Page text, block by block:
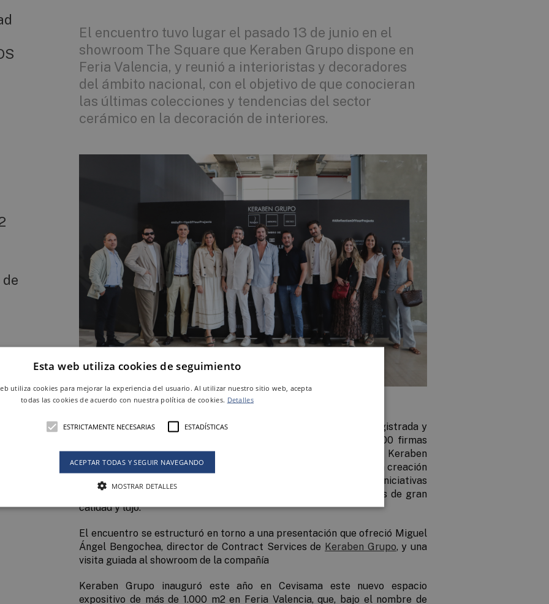
El encuentro tuvo lugar el pasado 13 de junio en el
showroom The Square que Keraben Grupo dispone en
Feria Valencia, y reunió a interioristas y decoradores
del ámbito nacional, con el objetivo de que conocieran
las últimas colecciones y tendencias del sector
cerámico en la decoración de interiores.
Elite Excellence - Federación Española del Lujo es una entidad registrada y
reconocida por el Ministerio del Interior, que engloba más de 100 firmas
seleccionadas de alta gama y lujo, entre las que se encuentra Keraben
Grupo. El objetivo de esta federación es apoyar a las marcas en la creación
de nuevas ideas y propuestas y dar respaldo en todas aquellas iniciativas
que les permitan desarrollar su trabajo dentro de los estándares de gran
calidad y lujo.
El encuentro se estructuró en torno a una presentación que ofreció Miguel
Ángel Bengochea, director de Contract Services de Keraben Grupo, y una
visita guiada al showroom de la compañía
Keraben Grupo inauguró este año en Cevisama este nuevo espacio
expositivo de más de 1.000 m2en Feria Valencia, que, bajo el nombre de
Esta web utiliza cookies de seguimiento
utiliza cookies para mejorar la experiencia del usuario. Al utilizar nuestro sitio web, acepta
todas las cookies de acuerdo con nuestra política de cookies. Detalles
ESTRICTAMENTE NECESARIAS ESTADÍSTICAS
ACEPTAR TODAS Y SEGUIR NAVEGANDO
MOSTRAR DETALLES